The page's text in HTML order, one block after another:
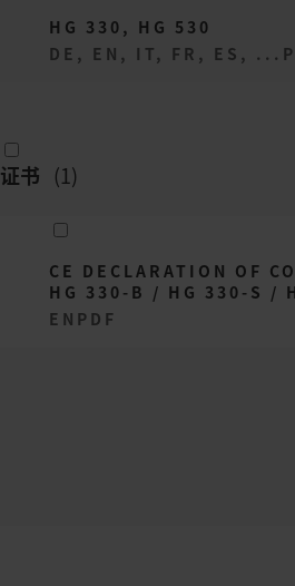
HG 330, HG 530
DE, EN, IT, FR, ES, ...
证书 (1)
CE DECLARATION OF
HG 330-B / HG 330-S /
EN PDF